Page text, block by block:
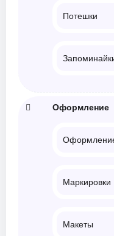
Потешки
Оформление
Маркировки
Макеты